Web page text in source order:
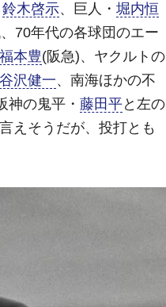
鈴木啓示、巨人・ 堀内恒
70年代の各球団のエー
福本豊(阪急)、ヤクルトの
谷沢健一、南海ほかの不
神の鬼平・ 藤田平と左の
えそうだが、投打とも